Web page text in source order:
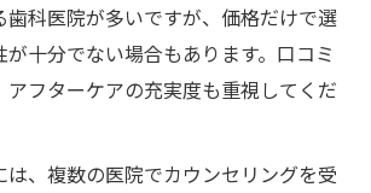
歯科医院が多いですが、価格だけで選
十分でない場合もあります。口コミ
フターケアの充実度も重視してくだ
、複数の医院でカウンセリングを受